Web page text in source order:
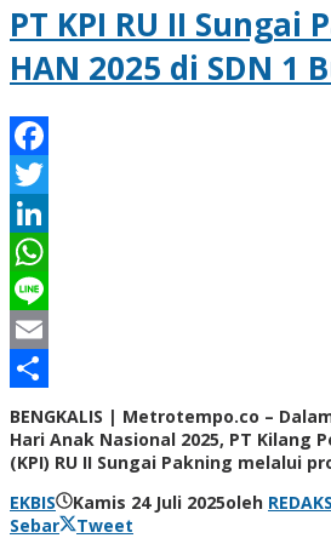
PT KPI RU II Sungai
HAN 2025 di SDN 1
Facebook
Twitter
LinkedIn
WhatsApp
Line
Email
Share
BENGKALIS | Metrotempo.co –
Hari Anak Nasional 2025, PT Kilang
(KPI) RU II Sungai Pakning melalui
EKBIS
Kamis 24 Juli 2025oleh
Sebar
Tweet